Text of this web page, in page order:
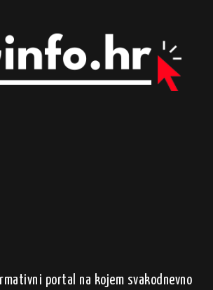
portal na kojem svakodnevno